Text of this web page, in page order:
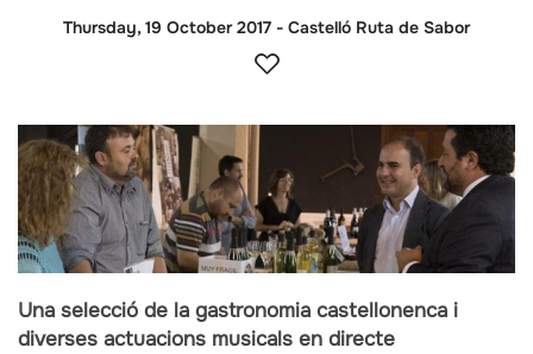
Thursday, 19 October 2017 - Castelló Ruta de Sabor
Una selecció de la gastronomia castellonenca i
diverses actuacions musicals en directe